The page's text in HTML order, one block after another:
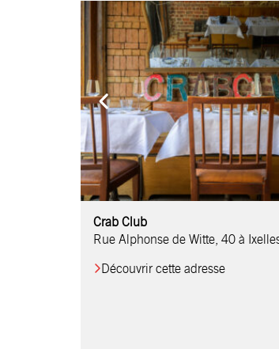
Comptoir Chouchou
Crab Club
Rue Alphonse de Witte, 40 à
Découvrir cette adresse
OM Restaurant
Table & Comptoir
Le Relais d’Orti
Studio 97
Löctave Restaurant
F-eat Restaurant
L’Art des Mets
Restaurant Harmonie
La Table de Jean